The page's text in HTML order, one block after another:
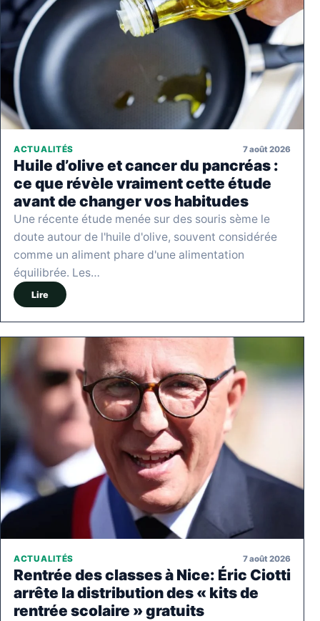
ACTUALITÉS 7 août 2026
Huile d’olive et cancer du pancréas :
ce que révèle vraiment cette étude
avant de changer vos habitudes
Une récente étude menée sur des souris sème le
doute autour de l'huile d'olive, souvent considérée
comme un aliment phare d'une alimentation
équilibrée. Les…
Lire
ACTUALITÉS 7 août 2026
Rentrée des classes à Nice: Éric Ciotti
arrête la distribution des « kits de
rentrée scolaire » gratuits